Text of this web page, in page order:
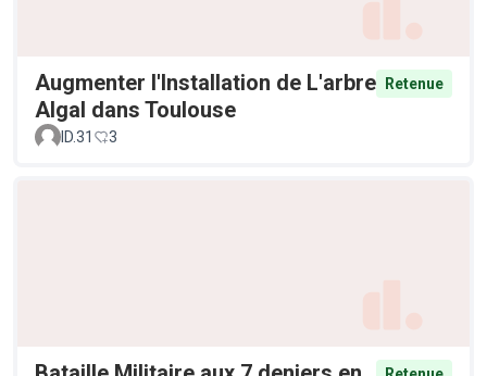
Augmenter l'Installation de L'arbre
Algal dans Toulouse
Retenue
ID.31 3